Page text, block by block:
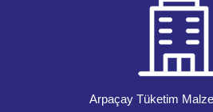
Arpaçay Tüketim